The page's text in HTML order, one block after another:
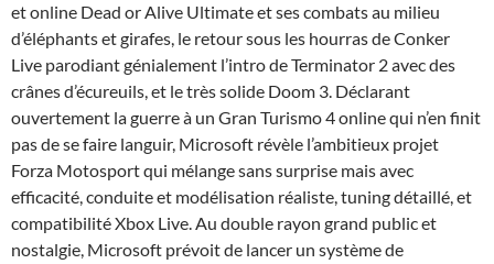
et online Dead or Alive Ultimate et ses combats au milieu
d’éléphants et girafes, le retour sous les hourras de Conker
Live parodiant génialement l’intro de Terminator 2 avec des
crânes d’écureuils, et le très solide Doom 3. Déclarant
ouvertement la guerre à un Gran Turismo 4 online qui n’en finit
pas de se faire languir, Microsoft révèle l’ambitieux projet
Forza Motosport qui mélange sans surprise mais avec
efficacité, conduite et modélisation réaliste, tuning détaillé, et
compatibilité Xbox Live. Au double rayon grand public et
nostalgie, Microsoft prévoit de lancer un système de